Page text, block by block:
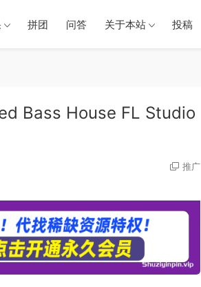
拼团 问答 关于本站 投稿
Bass House FL Studio
推广